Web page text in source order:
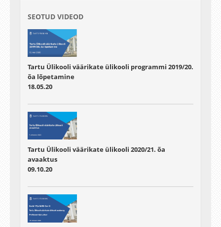
SEOTUD VIDEOD
Tartu Ülikooli väärikate ülikooli programmi 2019/20.
õa lõpetamine
18.05.20
Tartu Ülikooli väärikate ülikooli 2020/21. õa
avaaktus
09.10.20